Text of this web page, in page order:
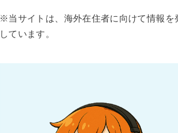
※当サイトは、海外在住者に向けて情報を
しています。